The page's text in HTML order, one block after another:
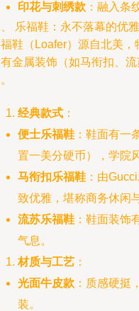
印花与刺绣款 ：融入条
乐福鞋：永不落幕的优
鞋（Loafer）源自北美
金属装饰（如马衔扣、
经典款式 ：
便士乐福鞋 ：鞋面有一
置一美分硬币），学院
马衔扣乐福鞋 ：由
致优雅，堪称商务休闲
流苏乐福鞋 ：鞋面装饰
气息。
材质与工艺 ：
光面牛皮款 ：质感硬挺
装。